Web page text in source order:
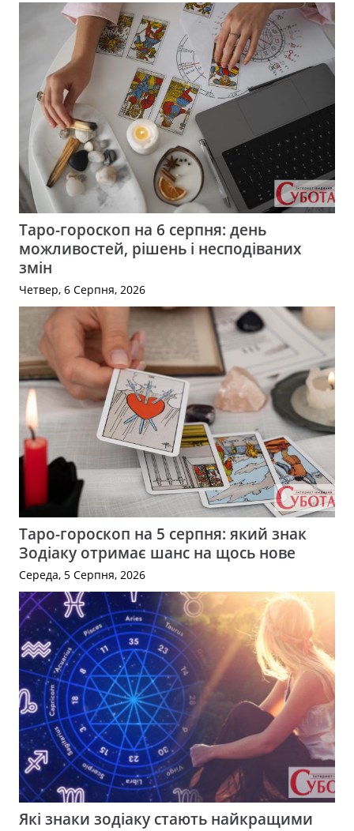
Таро-гороскоп на 6 серпня: день
можливостей, рішень і несподіваних
змін
Четвер, 6 Серпня, 2026
Таро-гороскоп на 5 серпня: який знак
Зодіаку отримає шанс на щось нове
Середа, 5 Серпня, 2026
Які знаки зодіаку стають найкращими